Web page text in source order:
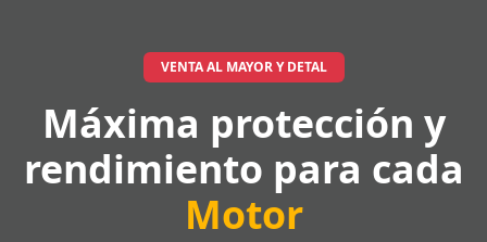
VENTA AL MAYOR Y DETAL
Máxima protección y
rendimiento para cada
Motor